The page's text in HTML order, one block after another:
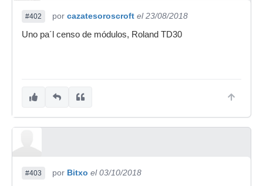
#402 por cazatesoroscroft el 23/08/2018
Uno pa´l censo de módulos, Roland TD30
#403 por Bitxo el 03/10/2018